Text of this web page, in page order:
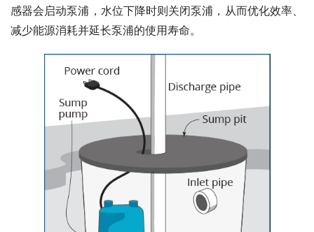
感器会启动泵浦，水位下降时则关闭泵浦，从而优化效率、
减少能源消耗并延长泵浦的使用寿命。